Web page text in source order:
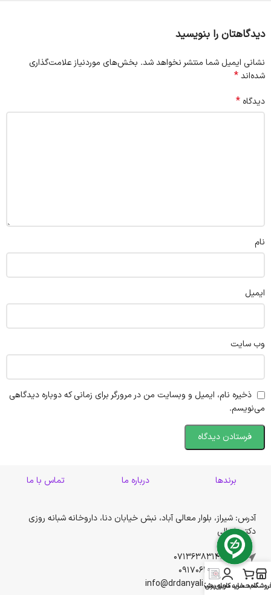
دیدگاهتان را بنویسید
نشانی ایمیل شما منتشر نخواهد شد. بخش‌های موردنیاز علامت‌گذاری
شده‌اند*
دیدگاه *
نام
ایمیل
وب‌ سایت
ذخیره نام، ایمیل و وبسایت من در مرورگر برای زمانی که دوباره دیدگاهی
می‌نویسم.
برندها درباره ما تماس با ما
آدرس: شیراز، بلوار معالی آباد، نبش خیابان دنا، داروخانه شبانه روزی
دکتر دانیالی
تلفن: 07136383148
همراه: 09170621682
ایمیل: info@drdanyali.com
سبد خرید
حساب کاربری من
مجله پزشکی